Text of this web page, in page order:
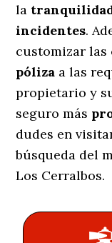
la
incidentes.
customizar
póliza a las
propietario y
seguro más
dudes en
búsqueda del
Los Cerralbos.